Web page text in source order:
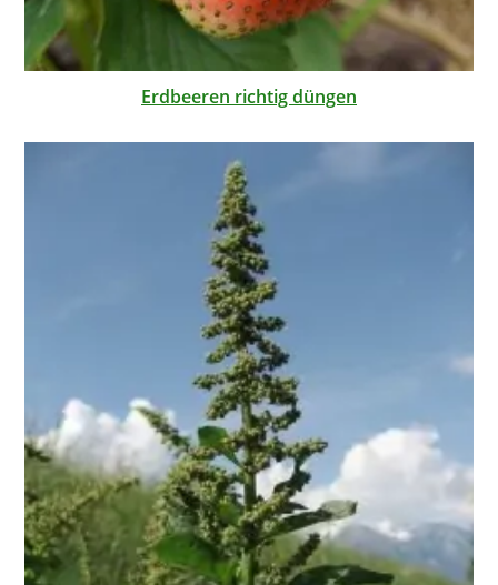
Erdbeeren richtig düngen